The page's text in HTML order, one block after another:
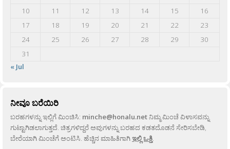
10
11 12 13 14 15
16
17
18 19 20 21 22
23
24
25 26 27 28 29
30
31
« Jul
ನೀವೂ ಬರೆಯಿರಿ
ಬರಹಗಳನ್ನು ಇಲ್ಲಿಗೆ ಮಿಂಚಿಸಿ: minche@honalu.netನಿಮ್ಮ ಮಿಂಚೆ ವಿಳಾಸವನ್ನು
ಗುಟ್ಟಾಗಿಡಲಾಗುತ್ತದೆ. ಚಿತ್ರಗಳಿದ್ದರೆ ಅವುಗಳನ್ನು ಬರಹದ ಕಡತದೊಡನೆ ಸೇರಿಸಬೇಡಿ,
ಬೇರೆಯಾಗಿ ಮಿಂಚೆಗೆ ಅಂಟಿಸಿ. ಹೆಚ್ಚಿನ ಮಾಹಿತಿಗಾಗಿಇಲ್ಲಿ ಒತ್ತಿ